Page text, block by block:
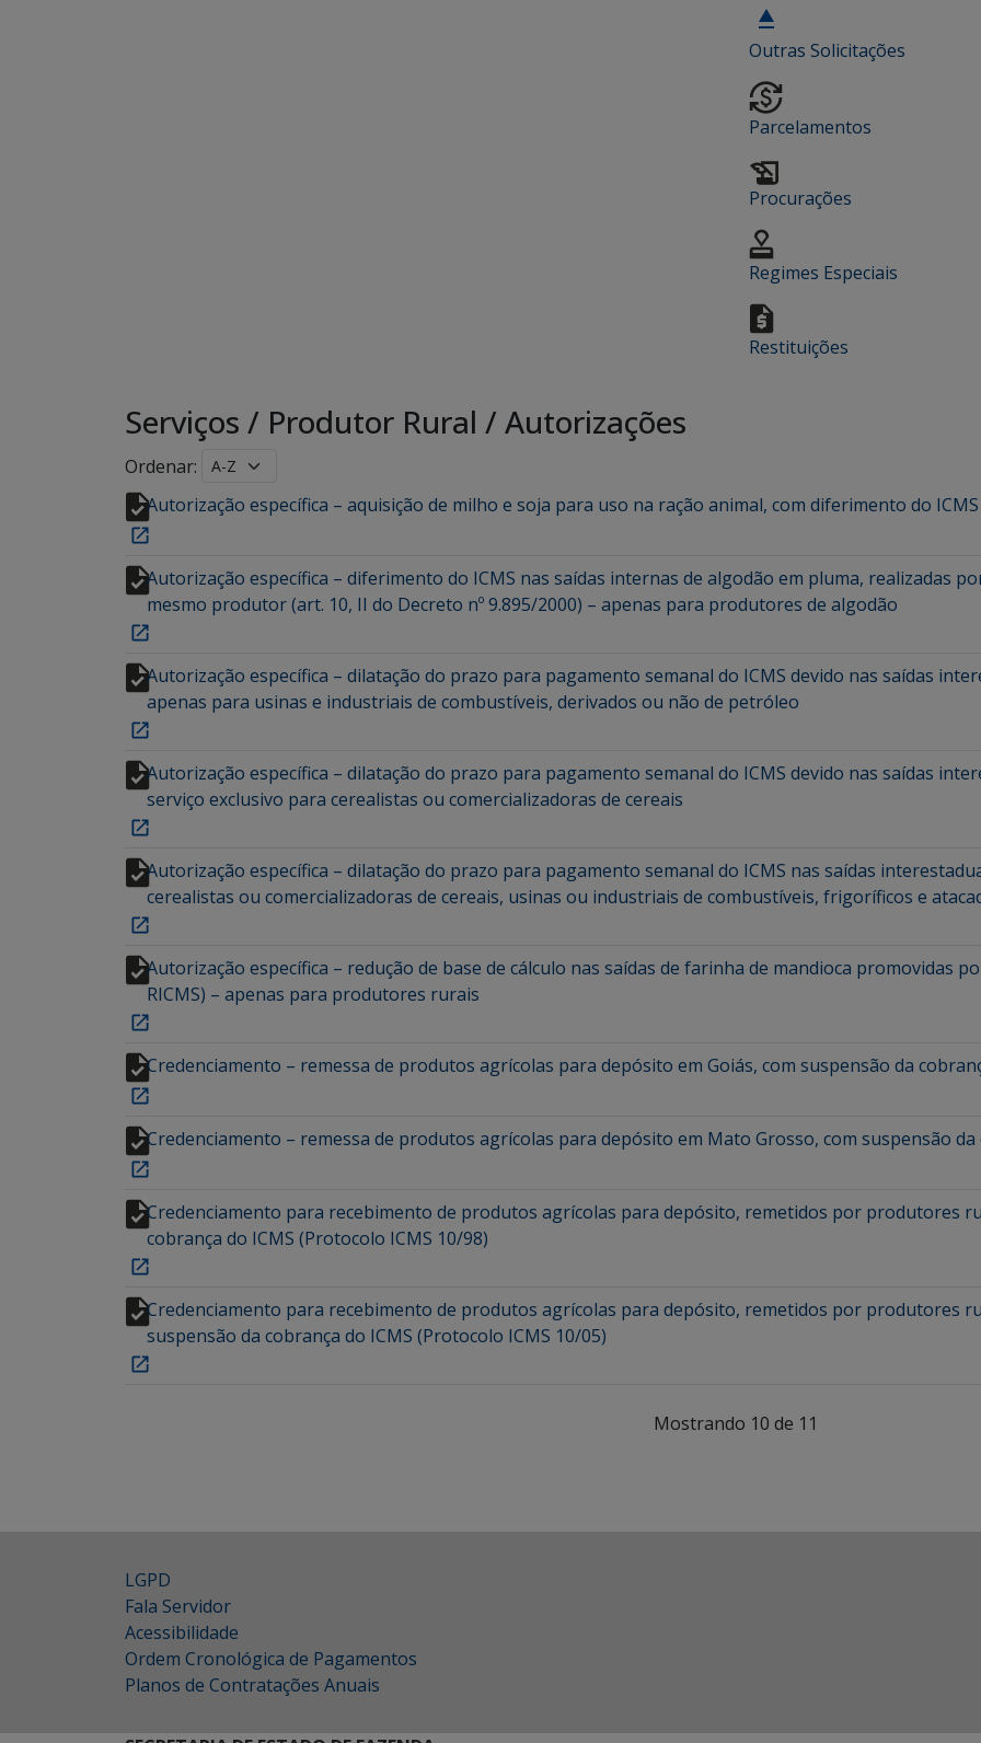
Outras Solicitações
Parcelamentos
Procurações
Regimes Especiais
Restituições
Serviços / Produtor Rural / Autorizações
Ordenar:
Autorização específica – aquisição de milho e soja para uso na ração animal, com diferimento do ICMS
Autorização específica – diferimento do ICMS nas saídas internas de algodão em pluma, realizadas
mesmo produtor (art. 10, II do Decreto nº 9.895/2000) – apenas para produtores de algodão
Autorização específica – dilatação do prazo para pagamento semanal do ICMS devido nas saídas
apenas para usinas e industriais de combustíveis, derivados ou não de petróleo
Autorização específica – dilatação do prazo para pagamento semanal do ICMS devido nas saídas
serviço exclusivo para cerealistas ou comercializadoras de cereais
Autorização específica – dilatação do prazo para pagamento semanal do ICMS nas saídas
cerealistas ou comercializadoras de cereais, usinas ou industriais de combustíveis, frigoríficos e
Autorização específica – redução de base de cálculo nas saídas de farinha de mandioca promovidas
RICMS) – apenas para produtores rurais
Credenciamento – remessa de produtos agrícolas para depósito em Goiás, com suspensão da
Credenciamento – remessa de produtos agrícolas para depósito em Mato Grosso, com suspensão
Credenciamento para recebimento de produtos agrícolas para depósito, remetidos por produtores
cobrança do ICMS (Protocolo ICMS 10/98)
Credenciamento para recebimento de produtos agrícolas para depósito, remetidos por produtores
suspensão da cobrança do ICMS (Protocolo ICMS 10/05)
Mostrando 10 de 11
LGPD
Fala Servidor
Acessibilidade
Ordem Cronológica de Pagamentos
Planos de Contratações Anuais